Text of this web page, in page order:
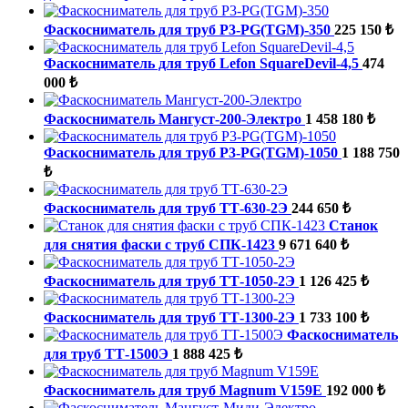
Фаскосниматель для труб P3-PG(TGM)-350 225 150 ₺
Фаскосниматель для труб Lefon SquareDevil-4,5 474
000 ₺
Фаскосниматель Мангуст-200-Электро 1 458 180 ₺
Фаскосниматель для труб P3-PG(TGM)-1050 1 188 750
₺
Фаскосниматель для труб ТТ-630-2Э 244 650 ₺
Станок
для снятия фаски с труб СПК-1423 9 671 640 ₺
Фаскосниматель для труб ТТ-1050-2Э 1 126 425 ₺
Фаскосниматель для труб ТТ-1300-2Э 1 733 100 ₺
Фаскосниматель
для труб ТТ-1500Э 1 888 425 ₺
Фаскосниматель для труб Magnum V159E 192 000 ₺